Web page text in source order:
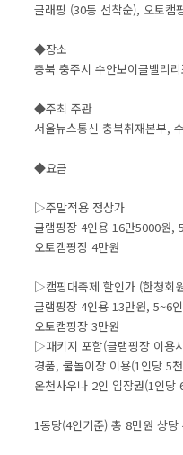
글래핑 (30동 선착순), 오토캠
◆장소
충북 충주시 수안보이글밸리
◆주최 주관
서울뉴스통신 충북취재본부,
◆요금
▷주말적용 정상가
글램핑장 4인용 16만5000원,
오토캠핑장 4만원
▷캠핑대축제 할인가 (한청회
글램핑장 4인용 13만원, 5~6
오토캠핑장 3만원
▷패키지 포함(글램핑장 이용
경품, 물놀이장 이용(1인당 5
온천사우나 2인 입장권(1인
1동당(4인기준) 총 8만원 상당